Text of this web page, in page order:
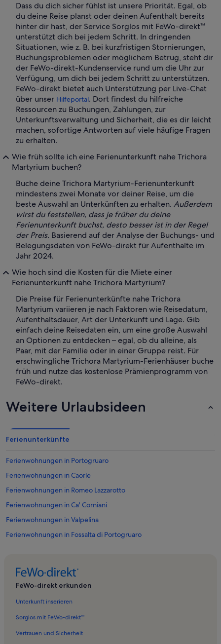
Dass du dich sicher fühlst ist unsere Priorität. Egal, ob
du deine Reise planst oder deinen Aufenthalt bereits
hinter dir hast, der Service Sorglos mit FeWo-direkt™
unterstützt dich bei jedem Schritt. In dringenden
Situationen, wie z. B. bei kurzfristigen Stornierungen,
Buchungsproblemen oder möglichem Betrug, steht dir
der FeWo-direkt-Kundenservice rund um die Uhr zur
Verfügung, um dich bei jedem Schritt zu unterstützen.
FeWo-direkt bietet auch Unterstützung per Live-Chat
über unser Hilfeportal. Dort findest du hilfreiche
Ressourcen zu Buchungen, Zahlungen, zur
Unterkunftsverwaltung und Sicherheit, die es dir leicht
machen, sofortige Antworten auf viele häufige Fragen
zu erhalten.
Wie früh sollte ich eine Ferienunterkunft nahe Trichora
Martyrium buchen?
Buche deine Trichora Martyrium-Ferienunterkunft
mindestens zwei Monate vor deiner Reise, um die
beste Auswahl an Unterkünften zu erhalten. Außerdem
wirst du feststellen, dass je früher du deine
Ferienunterkunft buchst, desto besser ist in der Regel
der Preis. Basierend auf der Analyse der Buchungs- und
Belegungsdaten von FeWo-direkt für Aufenthalte im
Jahr 2024.
Wie hoch sind die Kosten für die Miete einer
Ferienunterkunft nahe Trichora Martyrium?
Die Preise für Ferienunterkünfte nahe Trichora
Martyrium variieren je nach Faktoren wie Reisedatum,
Aufenthaltsdauer, Art der Unterkunft und Lage. Gib
einfach deine Reisedaten ein, um eine große Auswahl
an Optionen zu entdecken – egal, ob du alleine, als
Paar, mit der Familie oder in einer Gruppe reist. Für
erschwingliche Trichora Martyrium-Ferienhäuser buche
früh und nutze das kostenlose Prämienprogramm von
FeWo-direkt.
Weitere Urlaubsideen
Ferienunterkünfte
Ferienwohnungen in Portogruaro
Ferienwohnungen in Caorle
Ferienwohnungen in Romeo Lazzarotto
Ferienwohnungen in Ca' Corniani
Ferienwohnungen in Valpelina
Ferienwohnungen in Fossalta di Portogruaro
Ferienwohnungen in Castello di Brussa
Ferienwohnungen in Porto di Falconera
FeWo-direkt erkunden
Unterkunft inserieren
Sorglos mit FeWo-direkt™
Vertrauen und Sicherheit